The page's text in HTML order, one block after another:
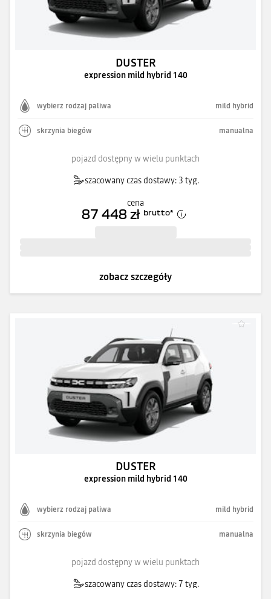
DUSTER
expression mild hybrid 140
wybierz rodzaj paliwa mild hybrid
skrzynia biegów manualna
pojazd dostępny w wielu punktach
szacowany czas dostawy: 3 tyg.
cena
87 448 zł brutto*
zobacz szczegóły
DUSTER
expression mild hybrid 140
wybierz rodzaj paliwa mild hybrid
skrzynia biegów manualna
pojazd dostępny w wielu punktach
szacowany czas dostawy: 7 tyg.